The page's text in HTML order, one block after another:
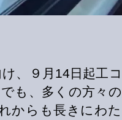
、９月14日起工
も、多くの方々
からも長きにわ